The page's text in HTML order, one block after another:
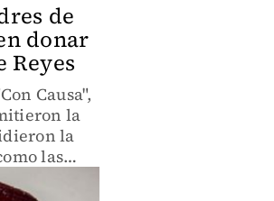
de
donar
Reyes
Causa",
la
la
las